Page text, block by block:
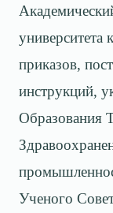
университета
приказов,
инструкций,
Образования
Ученого